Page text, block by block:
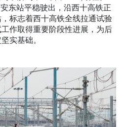
东站平稳驶出，沿西十高铁正
标志着西十高铁全线拉通试验
作取得重要阶段性进展，为后
实基础。